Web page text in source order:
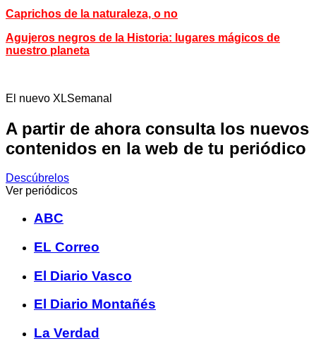
Caprichos de la naturaleza, o no
Agujeros negros de la Historia: lugares mágicos de
nuestro planeta
El nuevo XLSemanal
A partir de ahora consulta los nuevos
contenidos en la web de tu periódico
Descúbrelos
Ver periódicos
ABC
EL Correo
El Diario Vasco
El Diario Montañés
La Verdad